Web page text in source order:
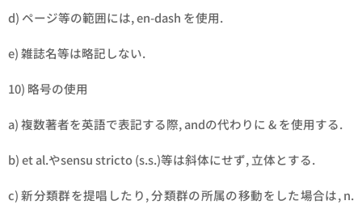
d) ページ等の範囲には, en-dash を使用.
e) 雑誌名等は略記しない.
10) 略号の使用
a) 複数著者を英語で表記する際, andの代わりに & を使用する.
b) et al.やsensu stricto (s.s.)等は斜体にせず, 立体とする.
c) 新分類群を提唱したり, 分類群の所属の移動をした場合は, n.